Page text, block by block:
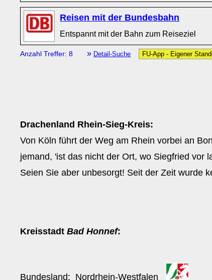
Reisen mit der Bundesbahn
Entspannt mit der Bahn zum Reiseziel
Anzahl Treffer: 8 » Detail-Suche FU-App - Eigener
Drachenland Rhein-Sieg-Kreis:
Von Köln führt der Weg am Rhein vorbei an
jemand, 'ist das nicht der Ort, wo Siegfried vor
Seien Sie aber unbesorgt! Seit der Zeit wurde
KreisstadtBad Honnef:
Bundesland: Nordrhein-Westfalen